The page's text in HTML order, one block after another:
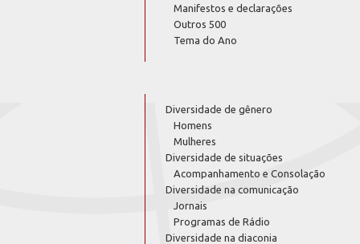
Manifestos e declarações
Outros 500
Tema do Ano
Diversidade de gênero
Homens
Mulheres
Diversidade de situações
Acompanhamento e Consolação
Diversidade na comunicação
Jornais
Programas de Rádio
Diversidade na diaconia